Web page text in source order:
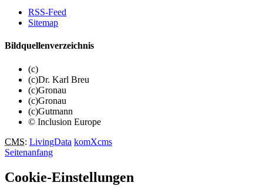
RSS-Feed
Sitemap
Bildquellenverzeichnis
(c)
(c)Dr. Karl Breu
(c)Gronau
(c)Gronau
(c)Gutmann
© Inclusion Europe
CMS: LivingData komXcms
Seitenanfang
Cookie-Einstellungen